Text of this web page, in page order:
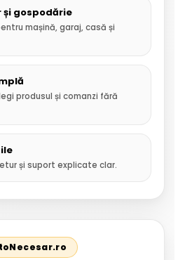
gospodărie
mașină, garaj, casă și
produsul și comanzi fără
și suport explicate clar.